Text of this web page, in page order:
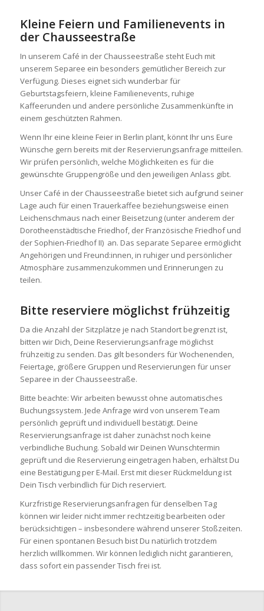
Kleine Feiern und Familienevents in
der Chausseestraße
In unserem Café in der Chausseestraße steht Euch mit
unserem Separee ein besonders gemütlicher Bereich zur
Verfügung. Dieses eignet sich wunderbar für
Geburtstagsfeiern, kleine Familienevents, ruhige
Kaffeerunden und andere persönliche Zusammenkünfte in
einem geschützten Rahmen.
Wenn Ihr eine kleine Feier in Berlin plant, könnt Ihr uns Eure
Wünsche gern bereits mit der Reservierungsanfrage mitteilen.
Wir prüfen persönlich, welche Möglichkeiten es für die
gewünschte Gruppengröße und den jeweiligen Anlass gibt.
Unser Café in der Chausseestraße bietet sich aufgrund seiner
Lage auch für einen Trauerkaffee beziehungsweise einen
Leichenschmaus nach einer Beisetzung (unter anderem der
Dorotheenstädtische Friedhof, der Französische Friedhof und
der Sophien-Friedhof II) an. Das separate Separee ermöglicht
Angehörigen und Freund:innen, in ruhiger und persönlicher
Atmosphäre zusammenzukommen und Erinnerungen zu
teilen.
Bitte reserviere möglichst frühzeitig
Da die Anzahl der Sitzplätze je nach Standort begrenzt ist,
bitten wir Dich, Deine Reservierungsanfrage möglichst
frühzeitig zu senden. Das gilt besonders für Wochenenden,
Feiertage, größere Gruppen und Reservierungen für unser
Separee in der Chausseestraße.
Bitte beachte: Wir arbeiten bewusst ohne automatisches
Buchungssystem. Jede Anfrage wird von unserem Team
persönlich geprüft und individuell bestätigt. Deine
Reservierungsanfrage ist daher zunächst noch keine
verbindliche Buchung. Sobald wir Deinen Wunschtermin
geprüft und die Reservierung eingetragen haben, erhältst Du
eine Bestätigung per E-Mail. Erst mit dieser Rückmeldung ist
Dein Tisch verbindlich für Dich reserviert.
Kurzfristige Reservierungsanfragen für denselben Tag
können wir leider nicht immer rechtzeitig bearbeiten oder
berücksichtigen – insbesondere während unserer Stoßzeiten.
Für einen spontanen Besuch bist Du natürlich trotzdem
herzlich willkommen. Wir können lediglich nicht garantieren,
dass sofort ein passender Tisch frei ist.